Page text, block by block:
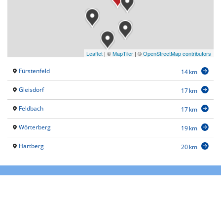
Leaflet | ©MapTiler | ©OpenStreetMap contributors
Fürstenfeld 14 km
Gleisdorf 17 km
Feldbach 17 km
Wörterberg 19 km
Hartberg 20 km